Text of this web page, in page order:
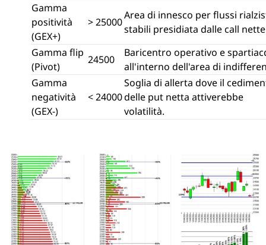
Gamma
positività
(GEX+)
> 25000
Area di innesco per flussi
stabili presidiata dalle call
Gamma flip
(Pivot)
24500
Baricentro operativo e
all'interno dell'area di
Gamma
negatività
(GEX-)
< 24000
Soglia di allerta dove il
delle put netta attiverebbe
volatilità.